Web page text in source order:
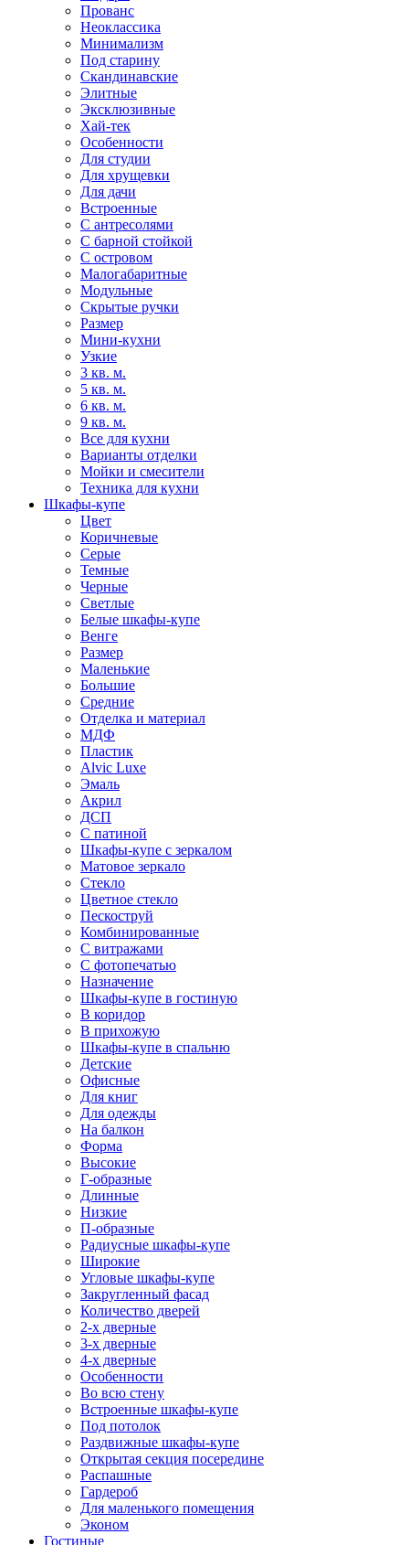
Прованс
Неоклассика
Минимализм
Под старину
Скандинавские
Элитные
Эксклюзивные
Хай-тек
Особенности
Для студии
Для хрущевки
Для дачи
Встроенные
С антресолями
С барной стойкой
С островом
Малогабаритные
Модульные
Скрытые ручки
Размер
Мини-кухни
Узкие
3 кв. м.
5 кв. м.
6 кв. м.
9 кв. м.
Все для кухни
Варианты отделки
Мойки и смесители
Техника для кухни
Шкафы-купе
Цвет
Коричневые
Серые
Темные
Черные
Светлые
Белые шкафы-купе
Венге
Размер
Маленькие
Большие
Средние
Отделка и материал
МДФ
Пластик
Alvic Luxe
Эмаль
Акрил
ДСП
С патиной
Шкафы-купе с зеркалом
Матовое зеркало
Стекло
Цветное стекло
Пескоструй
Комбинированные
С витражами
С фотопечатью
Назначение
Шкафы-купе в гостиную
В коридор
В прихожую
Шкафы-купе в спальню
Детские
Офисные
Для книг
Для одежды
На балкон
Форма
Высокие
Г-образные
Длинные
Низкие
П-образные
Радиусные шкафы-купе
Широкие
Угловые шкафы-купе
Закругленный фасад
Количество дверей
2-х дверные
3-х дверные
4-х дверные
Особенности
Во всю стену
Встроенные шкафы-купе
Под потолок
Раздвижные шкафы-купе
Открытая секция посередине
Распашные
Гардероб
Для маленького помещения
Эконом
Гостиные